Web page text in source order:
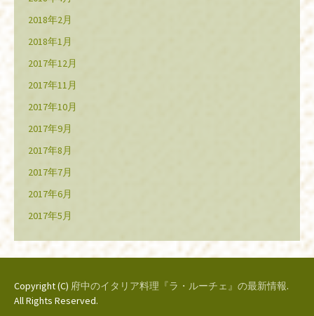
2018年2月
2018年1月
2017年12月
2017年11月
2017年10月
2017年9月
2017年8月
2017年7月
2017年6月
2017年5月
Copyright (C) 府中のイタリア料理『ラ・ルーチェ』の最新情報.
All Rights Reserved.